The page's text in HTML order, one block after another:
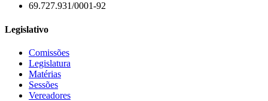
69.727.931/0001-92
Legislativo
Comissões
Legislatura
Matérias
Sessões
Vereadores